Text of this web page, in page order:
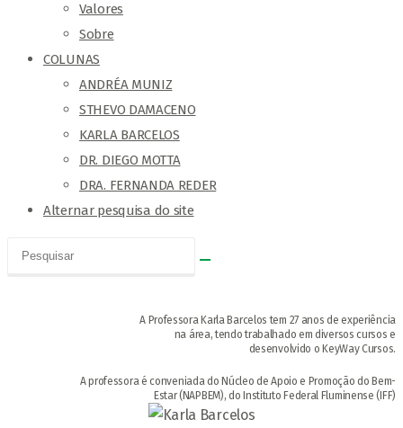
Valores
Sobre
COLUNAS
ANDRÉA MUNIZ
STHEVO DAMACENO
KARLA BARCELOS
DR. DIEGO MOTTA
DRA. FERNANDA REDER
Alternar pesquisa do site
A Professora Karla Barcelos tem 27 anos de experiência
na área, tendo trabalhado em diversos cursos e
desenvolvido o KeyWay Cursos.
A professora é conveniada do Núcleo de Apoio e Promoção do Bem-
Estar (NAPBEM), do Instituto Federal Fluminense (IFF)